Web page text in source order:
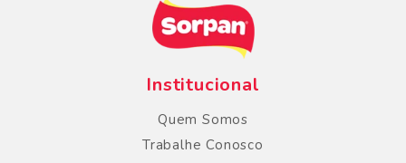
Institucional
Quem Somos
Trabalhe Conosco